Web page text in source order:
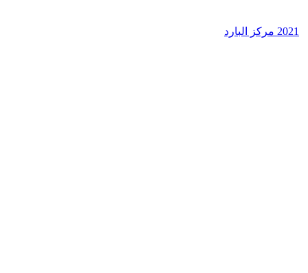
2021 مركز البارد